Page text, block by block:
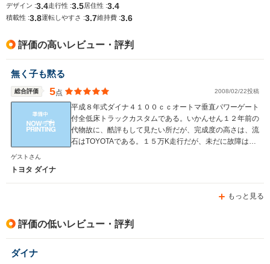
サイズ
WLTCモード
燃費
全幅
-m
-m
デザイン :3.4走行性 :3.5 居住性 :3.4
積載性 :3.8運転しやすさ :3.7維持費 :3.6
評価の高いレビュー・評判
無く子も黙る
総合評価 5点 2008/02/22投稿
平成８年式ダイナ４１００ｃｃオートマ垂直パワーゲート
付全低床トラックカスタムである。いかんせん１２年前の
代物故に、酷評もして見たい所だが、完成度の高さは、流
石はTOYOTAである。１５万K走行だが、未だに故障はな
だと言える。低予算でも、間違いない一台をお探しの方に
ゲストさん
トヨタ ダイナ
もっと見る
評価の低いレビュー・評判
ダイナ